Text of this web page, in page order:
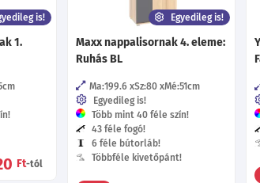
is!
1.
cm
Ft-tól
Egyedileg is!
Maxx nappalisornak 4. eleme:
Ruhás BL
Ma:199.6 Sz:80 Mé:51cm
Egyedileg is!
Több mint 40 féle szín!
43 féle fogó!
6 féle bútorláb!
Többféle kivetőpánt!